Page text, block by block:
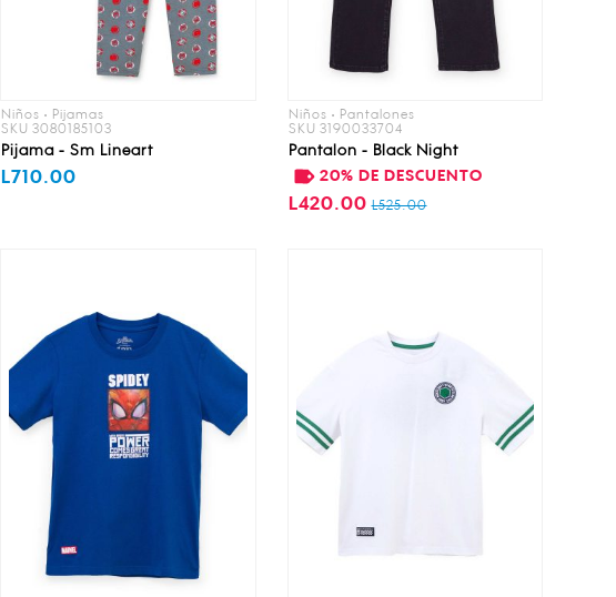
Niños • Pijamas
SKU 3080185103
Pijama - Sm Lineart
L710.00
Niños • Pantalones
SKU 3190033704
Pantalon - Black Night
20% DE DESCUENTO
L420.00 L525.00